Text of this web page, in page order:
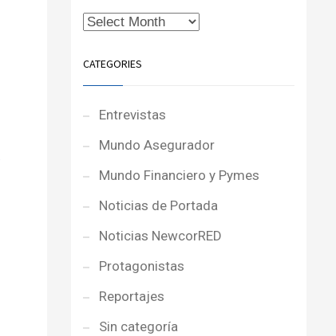
CATEGORIES
Entrevistas
Mundo Asegurador
Mundo Financiero y Pymes
Noticias de Portada
Noticias NewcorRED
Protagonistas
Reportajes
Sin categoría